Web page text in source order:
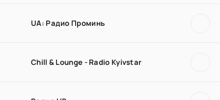
UA: Радио Проминь
Chill & Lounge - Radio Kyivstar